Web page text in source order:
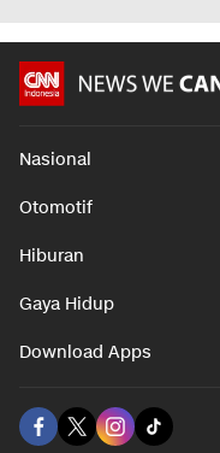
Nasional
Otomotif
Hiburan
Gaya Hidup
Download Apps